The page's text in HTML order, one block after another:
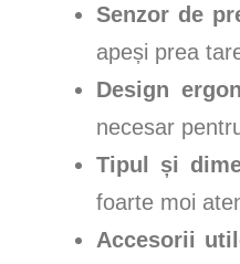
Senzor de
apeși prea
Design
necesar
Tipul și
foarte moi
Accesorii